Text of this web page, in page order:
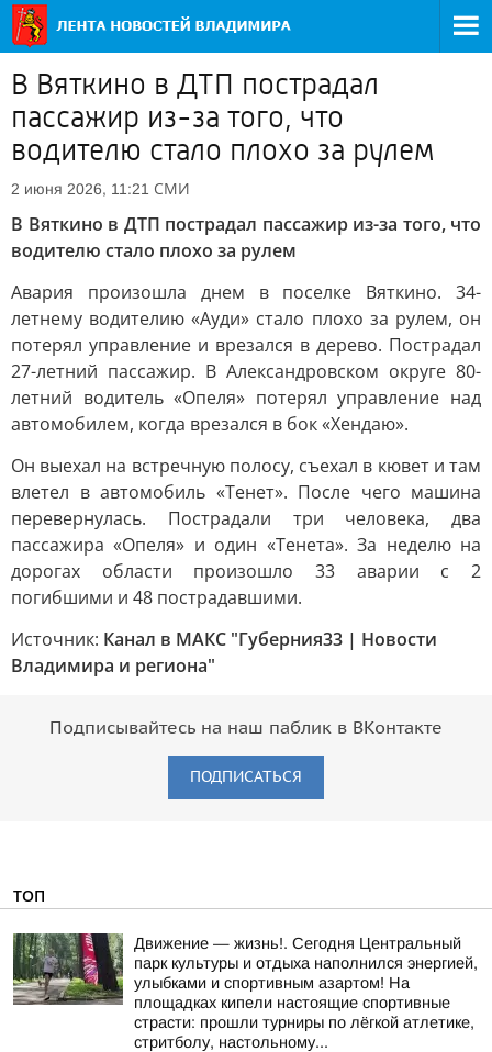
В Вяткино в ДТП пострадал
пассажир из-за того, что
водителю стало плохо за рулем
2 июня 2026, 11:21 СМИ
В Вяткино в ДТП пострадал пассажир из-за того, что
водителю стало плохо за рулем
Авария произошла днем в поселке Вяткино. 34-
летнему водителию «Ауди» стало плохо за рулем, он
потерял управление и врезался в дерево. Пострадал
27-летний пассажир. В Александровском округе 80-
летний водитель «Опеля» потерял управление над
автомобилем, когда врезался в бок «Хендаю».
Он выехал на встречную полосу, съехал в кювет и там
влетел в автомобиль «Тенет». После чего машина
перевернулась. Пострадали три человека, два
пассажира «Опеля» и один «Тенета». За неделю на
дорогах области произошло 33 аварии с 2
погибшими и 48 пострадавшими.
Источник: Канал в МАКС "Губерния33 | Новости
Владимира и региона"
Подписывайтесь на наш паблик в ВКонтакте
ПОДПИСАТЬСЯ
ТОП
Движение — жизнь!. Сегодня Центральный
парк культуры и отдыха наполнился энергией,
улыбками и спортивным азартом! На
площадках кипели настоящие спортивные
страсти: прошли турниры по лёгкой атлетике,
стритболу, настольному...